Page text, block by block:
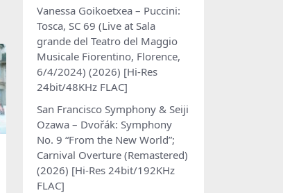
Vanessa Goikoetxea – Puccini:
Tosca, SC 69 (Live at Sala
grande del Teatro del Maggio
Musicale Fiorentino, Florence,
6/4/2024) (2026) [Hi-Res
24bit/48KHz FLAC]
San Francisco Symphony & Seiji
Ozawa – Dvořák: Symphony
No. 9 “From the New World”;
Carnival Overture (Remastered)
(2026) [Hi-Res 24bit/192KHz
FLAC]